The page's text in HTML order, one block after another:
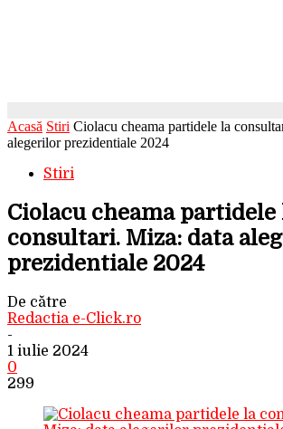
Acasă Stiri Ciolacu cheama partidele la
alegerilor prezidentiale 2024
Stiri
Ciolacu cheama partidele
consultari. Miza: data
prezidentiale 2024
De către
Redactia e-Click.ro
-
1 iulie 2024
0
299